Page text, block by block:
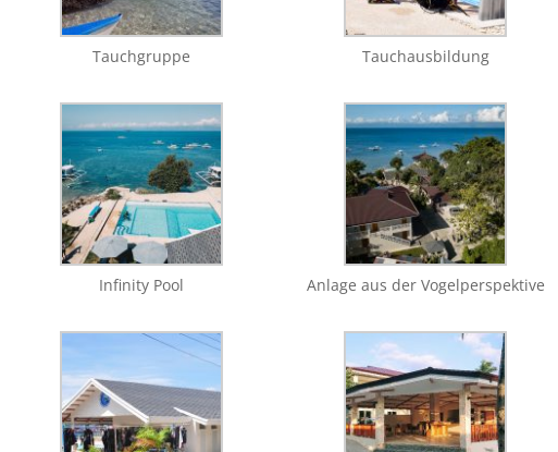
Tauchgruppe Tauchausbildung
Infinity Pool Anlage aus der Vogelperspektive